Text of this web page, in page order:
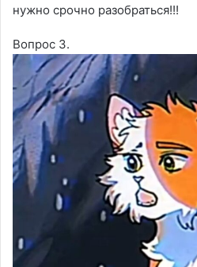
нужно срочно разобраться!!!
Вопрос 3.